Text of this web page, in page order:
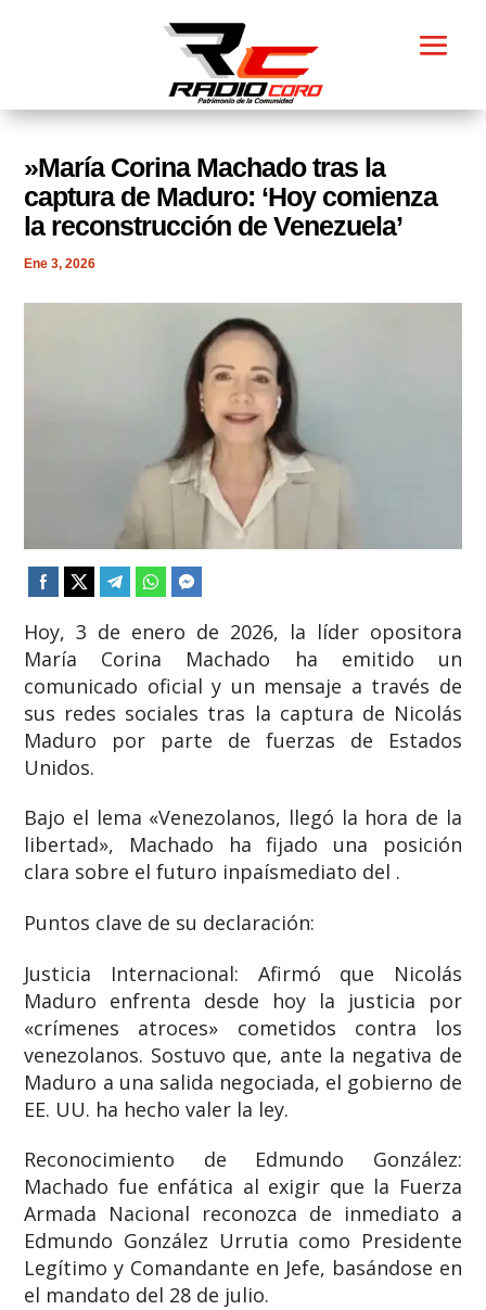
​»María Corina Machado tras la
captura de Maduro: ‘Hoy comienza
la reconstrucción de Venezuela’
Ene 3, 2026
Hoy, 3 de enero de 2026, la líder opositora
María Corina Machado ha emitido un
comunicado oficial y un mensaje a través de
sus redes sociales tras la captura de Nicolás
Maduro por parte de fuerzas de Estados
Unidos.
Bajo el lema «Venezolanos, llegó la hora de la
libertad», Machado ha fijado una posición
clara sobre el futuro inpaísmediato del .
Puntos clave de su declaración:
Justicia Internacional: Afirmó que Nicolás
Maduro enfrenta desde hoy la justicia por
«crímenes atroces» cometidos contra los
venezolanos. Sostuvo que, ante la negativa de
Maduro a una salida negociada, el gobierno de
EE. UU. ha hecho valer la ley.
Reconocimiento de Edmundo González:
Machado fue enfática al exigir que la Fuerza
Armada Nacional reconozca de inmediato a
Edmundo González Urrutia como Presidente
Legítimo y Comandante en Jefe, basándose en
el mandato del 28 de julio.